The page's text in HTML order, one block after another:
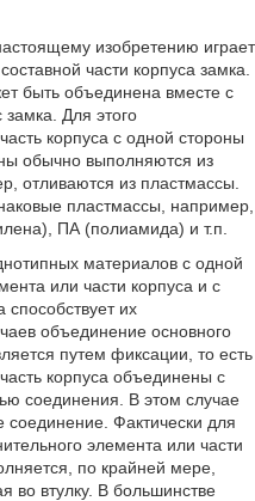
изобретению играет
части корпуса замка.
быть объединена вместе с
Для этого
корпуса с одной стороны
обычно выполняются из
отливаются из пластмассы.
пластмассы, например,
ПА (полиамида) и т.п.
материалов с одной
или части корпуса и с
способствует их
объединение основного
путем фиксации, то есть
корпуса объединены с
соединения. В этом случае
Фактически для
элемента или части
по крайней мере,
во втулку. В большинстве